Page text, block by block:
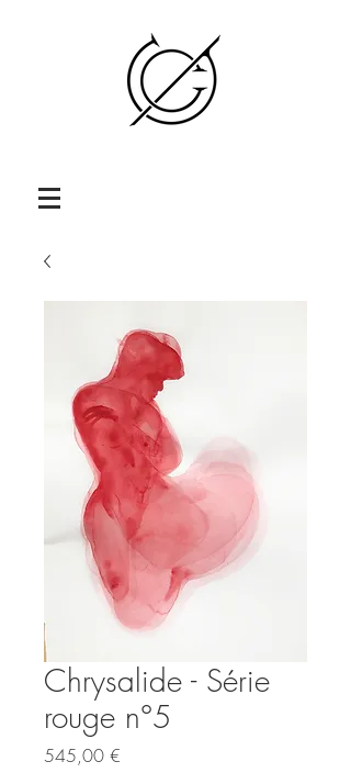
Chrysalide - Série
rouge n°5
545,00 €